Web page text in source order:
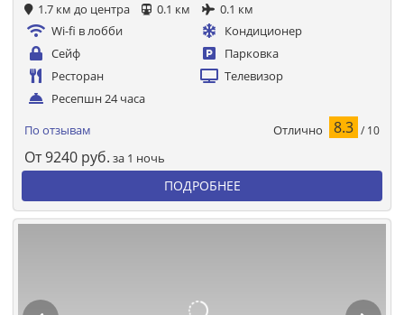
1.7 км до центра 0.1 км
0.1 км
Wi-fi в лобби
Кондиционер
Сейф
Парковка
Ресторан
Телевизор
Ресепшн 24 часа
По отзывам Отлично 8.3 / 10
От9240 руб. за 1 ночь
ПОДРОБНЕЕ